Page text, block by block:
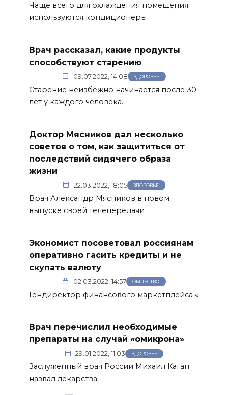
Чаще всего для охлаждения помещения
используются кондиционеры
Врач рассказал, какие продукты
способствуют старению
09.07.2022, 14:08 ЗДОРОВЬЕ
Старение неизбежно начинается после 30
лет у каждого человека.
Доктор Мясников дал несколько
советов о том, как защититься от
последствий сидячего образа
жизни
22.03.2022, 18:05 ЗДОРОВЬЕ
Врач Александр Мясников в новом
выпуске своей телепередачи
Экономист посоветовал россиянам
оперативно гасить кредиты и не
скупать валюту
02.03.2022, 14:57 ОБЩЕСТВО
Гендиректор финансового маркетплейса «
Врач перечислил необходимые
препараты на случай «омикрона»
29.01.2022, 11:03 ЗДОРОВЬЕ
Заслуженный врач России Михаил Каган
назвал лекарства